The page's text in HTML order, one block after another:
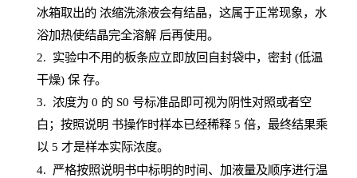
冰箱取出的 浓缩洗涤液会有结晶，这属于正常现象，水
浴加热使结晶完全溶解 后再使用。
2. 实验中不用的板条应立即放回自封袋中，密封(低温
干燥) 保 存。
3. 浓度为 0 的 S0 号标准品即可视为阴性对照或者空
白；按照说明 书操作时样本已经稀释5 倍，最终结果乘
以 5 才是样本实际浓度。
4. 严格按照说明书中标明的时间、加液量及顺序进行温